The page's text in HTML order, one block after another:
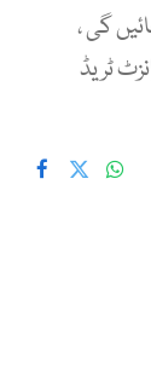
گی ،
ٹریڈ